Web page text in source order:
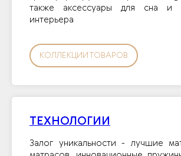
также аксессуары для сна и
интерьера
КОЛЛЕКЦИИ ТОВАРОВ
ТЕХНОЛОГИИ
Залог уникальности - лучшие